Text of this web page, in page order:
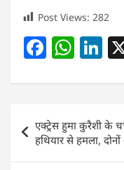
Post Views: 282
F
c
e
b
o
W
at
s
A
p
Li
k
e
dI
n
navigation
एक्ट्रेस हुमा कुरैशी के
हथियार से हमला, दोनों